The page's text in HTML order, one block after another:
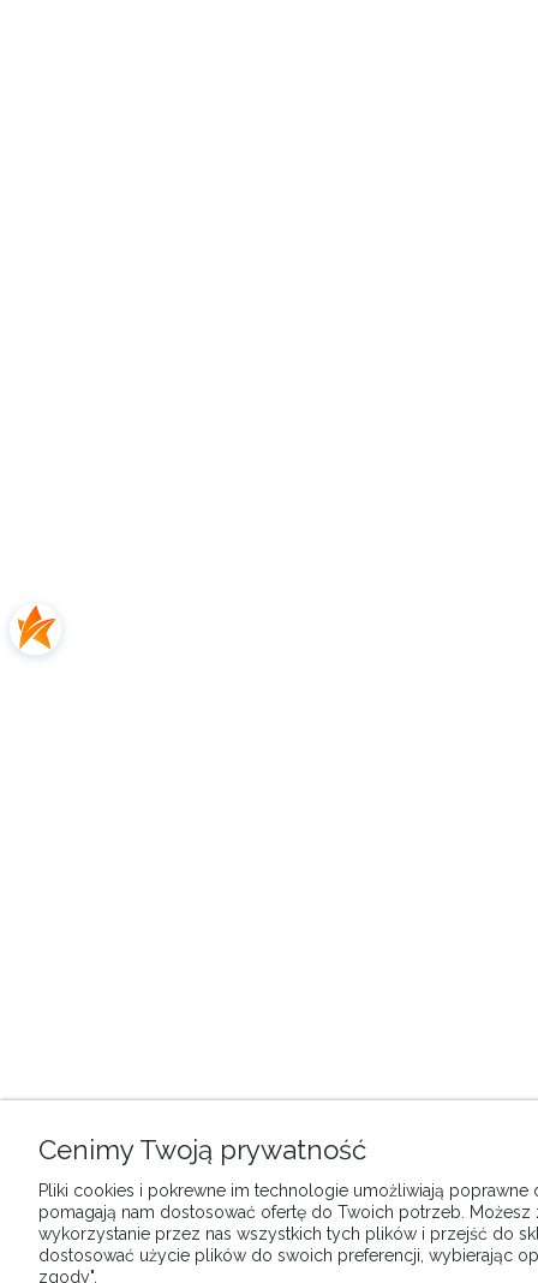
Cenimy Twoją prywatność
Pliki cookies i pokrewne im technologie umożliwiają poprawne
pomagają nam dostosować ofertę do Twoich potrzeb. Możesz
wykorzystanie przez nas wszystkich tych plików i przejść do
dostosować użycie plików do swoich preferencji, wybierając
zgody".